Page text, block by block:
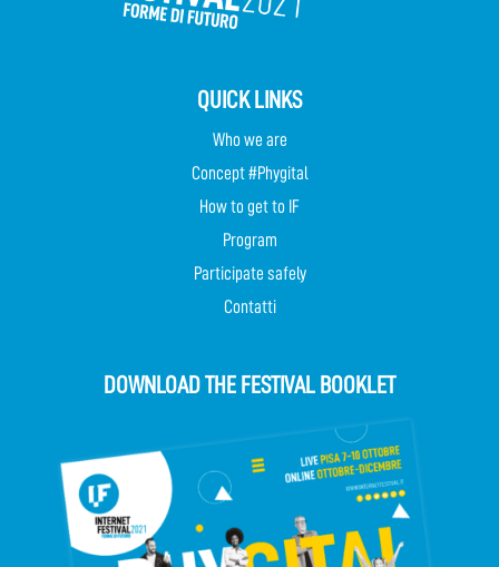
QUICK LINKS
Who we are
Concept #Phygital
How to get to IF
Program
Participate safely
Contatti
DOWNLOAD THE FESTIVAL BOOKLET